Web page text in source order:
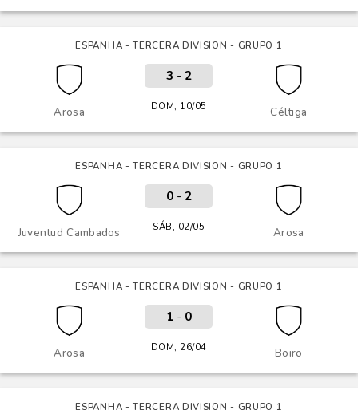
ESPANHA - TERCERA DIVISION - GRUPO 1
Arosa Céltiga
3 - 2
DOM, 10/05
ESPANHA - TERCERA DIVISION - GRUPO 1
Juventud Cambados Arosa
0- 2
SÁB, 02/05
ESPANHA - TERCERA DIVISION - GRUPO 1
Arosa Boiro
1- 0
DOM, 26/04
ESPANHA - TERCERA DIVISION - GRUPO 1